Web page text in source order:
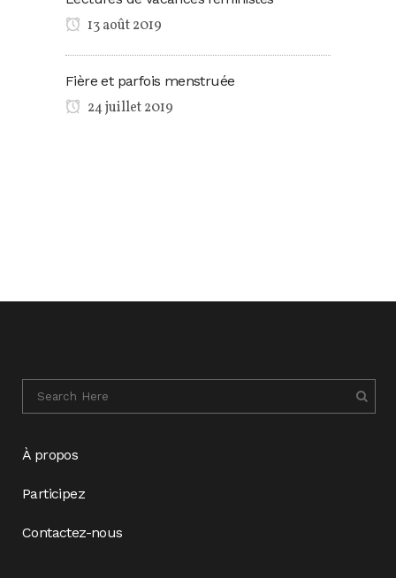
13 août 2019
Fière et parfois menstruée
24 juillet 2019
À propos
Participez
Contactez-nous